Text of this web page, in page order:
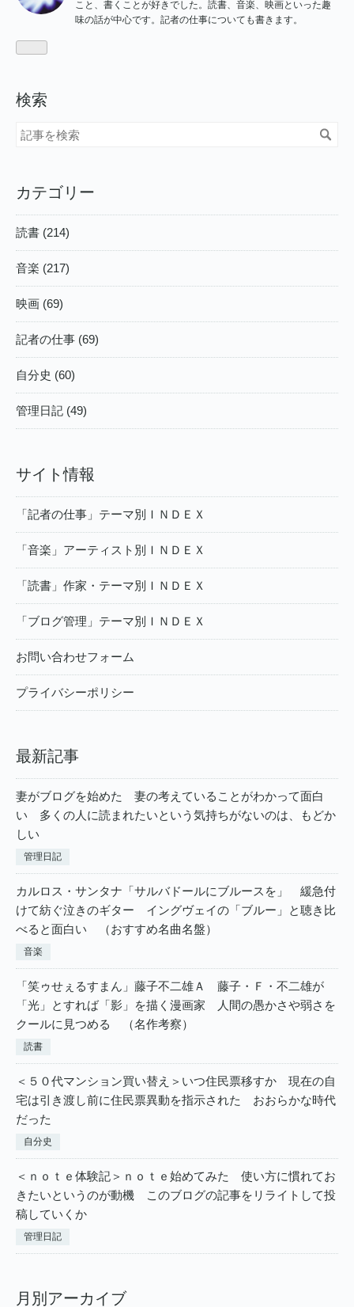
ログ
こと、書くことが好きでした。読書、音楽、映画といった趣
味の話が中心です。記者の仕事についても書きます。
検索
カテゴリー
読書 (214)
音楽 (217)
映画 (69)
記者の仕事 (69)
自分史 (60)
管理日記 (49)
サイト情報
「記者の仕事」テーマ別ＩＮＤＥＸ
「音楽」アーティスト別ＩＮＤＥＸ
「読書」作家・テーマ別ＩＮＤＥＸ
「ブログ管理」テーマ別ＩＮＤＥＸ
お問い合わせフォーム
プライバシーポリシー
最新記事
妻がブログを始めた 妻の考えていることがわかって面白
い 多くの人に読まれたいという気持ちがないのは、もどか
しい
管理日記
カルロス・サンタナ「サルバドールにブルースを」 緩急付
けて紡ぐ泣きのギター イングヴェイの「ブルー」と聴き比
べると面白い （おすすめ名曲名盤）
音楽
「笑ゥせぇるすまん」藤子不二雄Ａ 藤子・Ｆ・不二雄が
「光」とすれば「影」を描く漫画家 人間の愚かさや弱さを
クールに見つめる （名作考察）
読書
＜５０代マンション買い替え＞いつ住民票移すか 現在の自
宅は引き渡し前に住民票異動を指示された おおらかな時代
だった
自分史
＜ｎｏｔｅ体験記＞ｎｏｔｅ始めてみた 使い方に慣れてお
きたいというのが動機 このブログの記事をリライトして投
稿していくか
管理日記
月別アーカイブ